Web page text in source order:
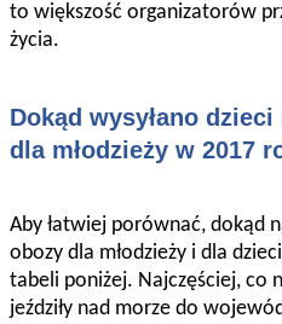
to większość organizatorów
życia.
Dokąd wysyłano
dla młodzieży w 2017
Aby łatwiej porównać, dokąd
obozy dla młodzieży i dla
tabeli poniżej. Najczęściej, co
jeździły nad morze do